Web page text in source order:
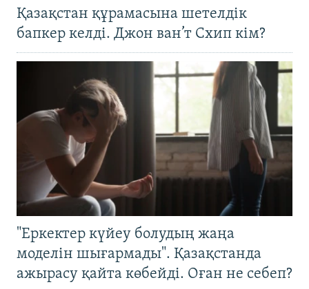
Қазақстан құрамасына шетелдік
бапкер келді. Джон ван’т Схип кім?
"Еркектер күйеу болудың жаңа
моделін шығармады". Қазақстанда
ажырасу қайта көбейді. Оған не себеп?